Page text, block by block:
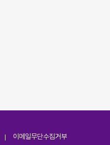
이메일무단수집거부